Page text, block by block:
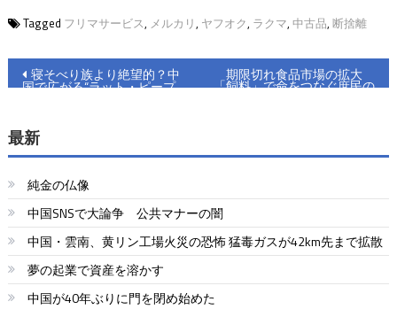
Tagged フリマサービス, メルカリ , ヤフオク, ラクマ, 中古品, 断捨離
投
ナ
ビ
ゲ
ー
シ
ョ
寝そべり族より絶望的？中
国で広がる“ラット・ピープ
期限切れ食品市場の拡大
「飼料」で命をつなぐ庶民の
最新
純金の仏像
中国SNSで大論争 公共マナーの闇
中国・雲南、黄リン工場火災の恐怖 猛毒ガスが42km先まで拡散
夢の起業で資産を溶かす
中国が40年ぶりに門を閉め始めた